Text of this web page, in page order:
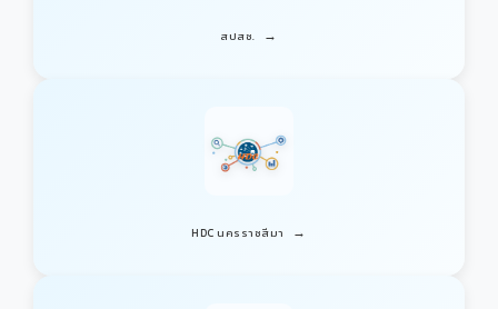
สปสช. →
HDC นครราชสีมา →